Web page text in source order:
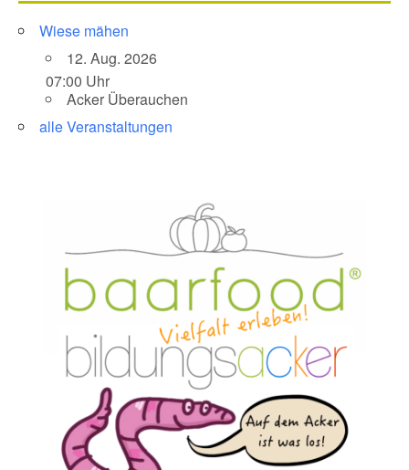
Wiese mähen
12. Aug. 2026
07:00 Uhr
Acker Überauchen
alle Veranstaltungen